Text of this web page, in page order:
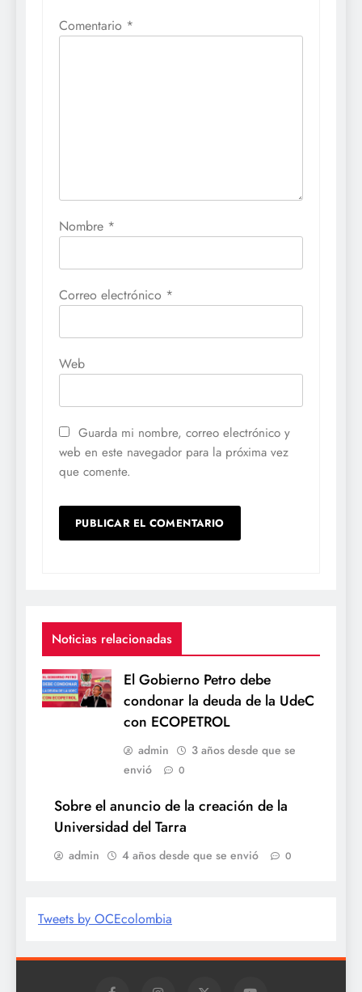
Comentario *
Nombre *
Correo electrónico *
Web
Guarda mi nombre, correo electrónico y
web en este navegador para la próxima vez
que comente.
Noticias relacionadas
El Gobierno Petro debe
condonar la deuda de la UdeC
con ECOPETROL
admin
3 años desde que se
envió
0
Sobre el anuncio de la creación de la
Universidad del Tarra
admin 4 años desde que se envió 0
Tweets by OCEcolombia